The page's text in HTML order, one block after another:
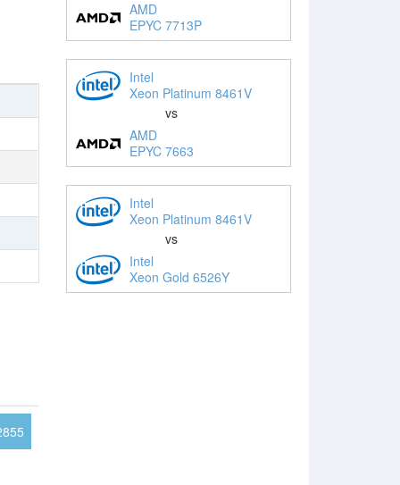
AMD
EPYC 7713P
Intel
Xeon Platinum 8461V
vs
AMD
EPYC 7663
Intel
Xeon Platinum 8461V
vs
Intel
Xeon Gold 6526Y